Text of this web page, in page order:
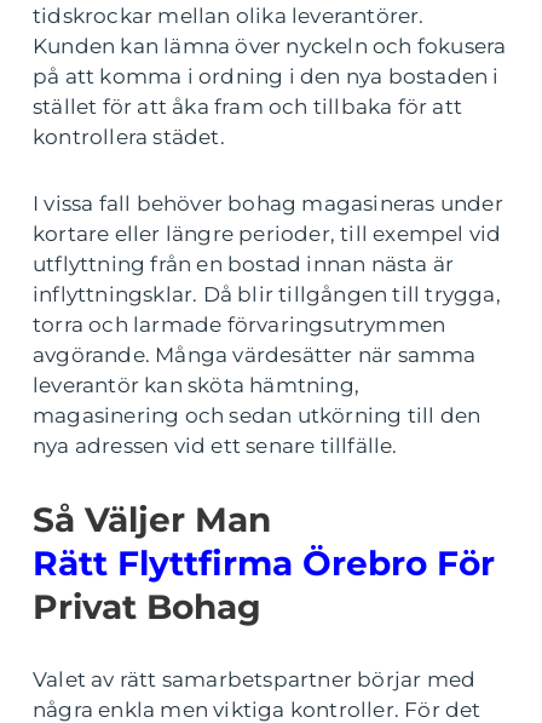
tidskrockar mellan olika leverantörer.
Kunden kan lämna över nyckeln och fokusera
på att komma i ordning i den nya bostaden i
stället för att åka fram och tillbaka för att
kontrollera städet.
I vissa fall behöver bohag magasineras under
kortare eller längre perioder, till exempel vid
utflyttning från en bostad innan nästa är
inflyttningsklar. Då blir tillgången till trygga,
torra och larmade förvaringsutrymmen
avgörande. Många värdesätter när samma
leverantör kan sköta hämtning,
magasinering och sedan utkörning till den
nya adressen vid ett senare tillfälle.
Så Väljer Man
Rätt Flyttfirma Örebro För
Privat Bohag
Valet av rätt samarbetspartner börjar med
några enkla men viktiga kontroller. För det